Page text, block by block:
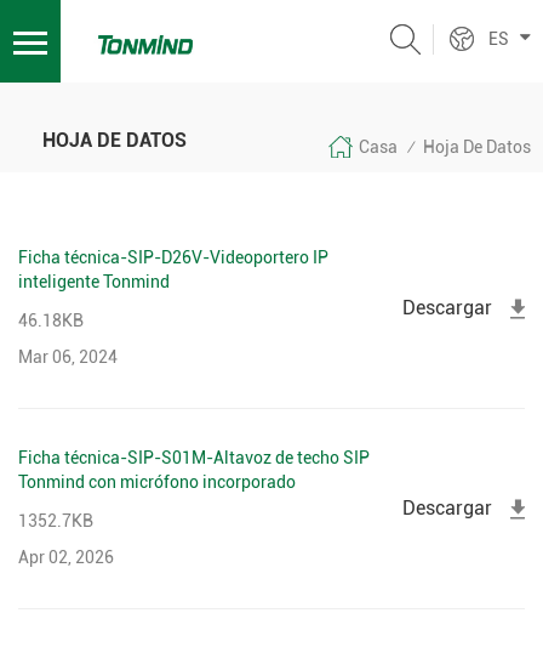
ES
HOJA DE DATOS Casa / Hoja De Datos
Ficha técnica-SIP-D26V-Videoportero IP
inteligente Tonmind
46.18KB
Mar 06, 2024
Descargar
Ficha técnica-SIP-S01M-Altavoz de techo SIP
Tonmind con micrófono incorporado
1352.7KB
Apr 02, 2026
Descargar